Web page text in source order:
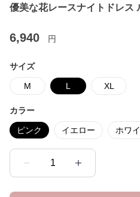
優美な花レースナイトドレス
6,940 円
サイズ
M L XL
カラー
ピンク イエロー ホワ
1